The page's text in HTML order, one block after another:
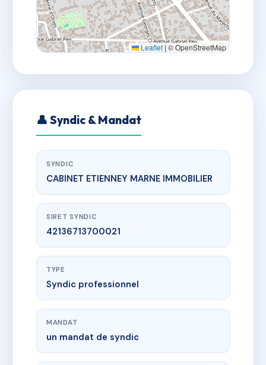
Leaflet|© OpenStreetMap
👤 Syndic & Mandat
SYNDIC
CABINET ETIENNEY MARNE IMMOBILIER
SIRET SYNDIC
42136713700021
TYPE
Syndic professionnel
MANDAT
un mandat de syndic